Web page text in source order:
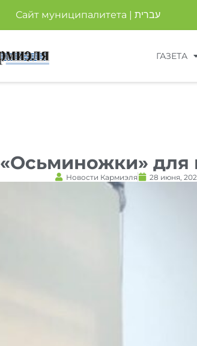
Сайт муниципалитета | עברית
ГАЗЕТА
«Осьминожки» для
Новости Кармиэля 28 июня,